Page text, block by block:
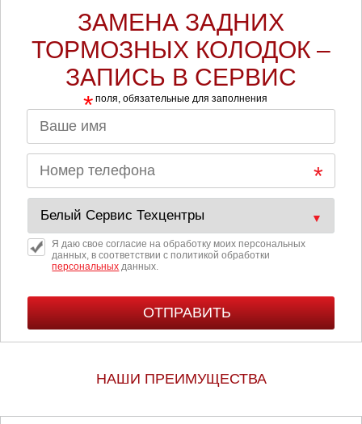
ЗАМЕНА ЗАДНИХ
ТОРМОЗНЫХ КОЛОДОК –
ЗАПИСЬ В СЕРВИС
* поля, обязательные для заполнения
Я даю свое согласие на обработку моих персональных
данных, в соответствии с политикой обработки
персональных данных.
НАШИ ПРЕИМУЩЕСТВА